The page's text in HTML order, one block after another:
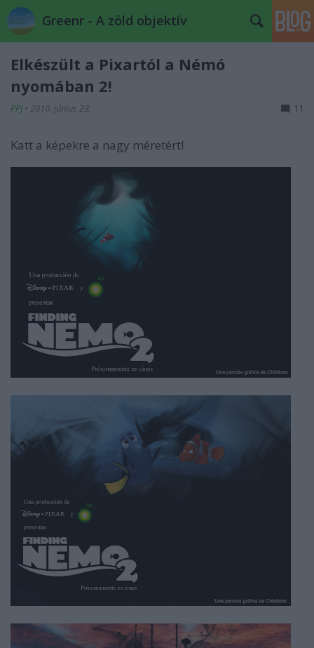
Greenr - A zöld objektív
Elkészült a Pixartól a Némó
nyomában 2!
PPJ • 2010. június 23. 11
Katt a képekre a nagy méretért!